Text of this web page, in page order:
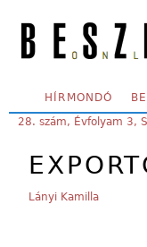
SECONDARY MENU
HÍRMONDÓ
YOU ARE HERE:
28. szám, Évfolyam 3,
Lányi Kamilla